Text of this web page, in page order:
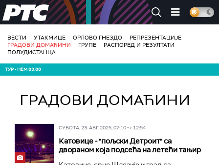
РТС
ВЕСТИ УТАКМИЦЕ ОРЛОВО ГНЕЗДО
РЕПРЕЗЕНТАЦИЈЕ
ГРАДОВИ ДОМАЋИНИ
ГРУПЕ
РАСПОРЕД И РЕЗУЛТАТИ
ПОЛУДИСТАНЦА
ТУР - НЕМ 83:88
ГРАДОВИ ДОМАЋИНИ
СУБОТА, 23. АВГ 2025, 07:10 -> 12:54
Катовице - "пољски Детроит" са
двораном која подсећа на летећи тањир